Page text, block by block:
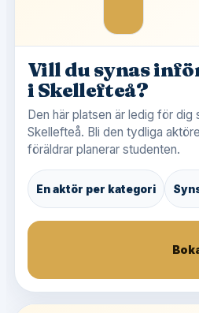
Vill du synas
i Skellefteå?
Den här platsen är ledig för dig
Skellefteå. Bli den tydliga
föräldrar planerar studenten.
En aktör per kategori